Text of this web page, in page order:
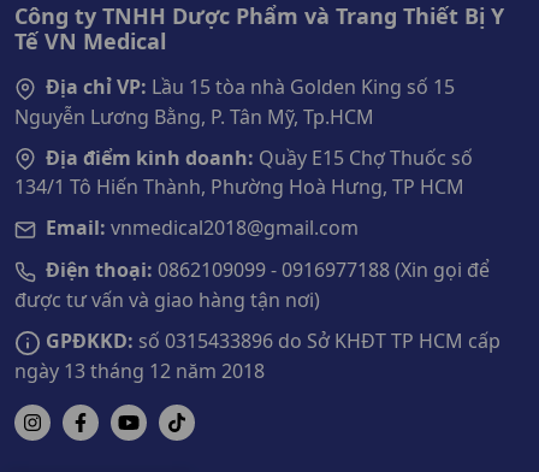
Công ty TNHH Dược Phẩm và Trang Thiết Bị Y
Tế VN Medical
Địa chỉ VP: Lầu 15 tòa nhà Golden King số 15
Nguyễn Lương Bằng, P. Tân Mỹ, Tp.HCM
Địa điểm kinh doanh: Quầy E15 Chợ Thuốc số
134/1 Tô Hiến Thành, Phường Hoà Hưng, TP HCM
Email: vnmedical2018@gmail.com
Điện thoại: 0862109099 - 0916977188 (Xin gọi để
được tư vấn và giao hàng tận nơi)
GPĐKKD: số 0315433896 do Sở KHĐT TP HCM cấp
ngày 13 tháng 12 năm 2018